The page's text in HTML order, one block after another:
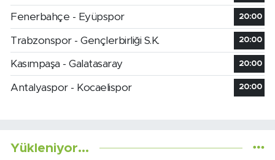
Fenerbahçe - Eyüpspor 20:00
Trabzonspor - Gençlerbirliği S.K. 20:00
Kasımpaşa - Galatasaray 20:00
Antalyaspor - Kocaelispor 20:00
Yükleniyor...